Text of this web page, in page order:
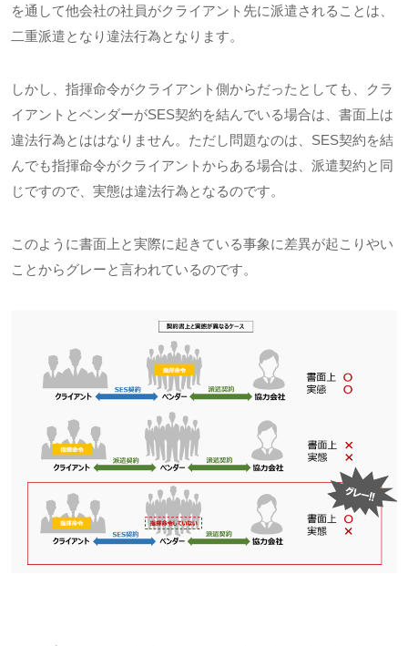
を通して他会社の社員がクライアント先に派遣されることは、
二重派遣となり違法行為となります。
しかし、指揮命令がクライアント側からだったとしても、クラ
イアントとベンダーがSES契約を結んでいる場合は、書面上は
違法行為とははなりません。ただし問題なのは、 SES契約を結
んでも指揮命令がクライアントからある場合は、派遣契約と同
じですので、実態は違法行為となるのです。
このように書面上と実際に起きている事象に差異が起こりやい
ことからグレーと言われているのです。